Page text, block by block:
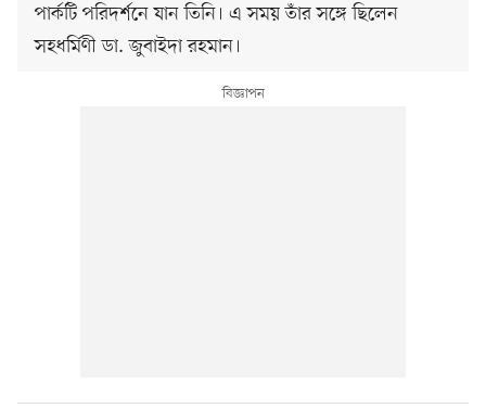
পার্কটি পরিদর্শনে যান তিনি। এ সময় তাঁর সঙ্গে ছিলেন
সহধর্মিণী ডা. জুবাইদা রহমান।